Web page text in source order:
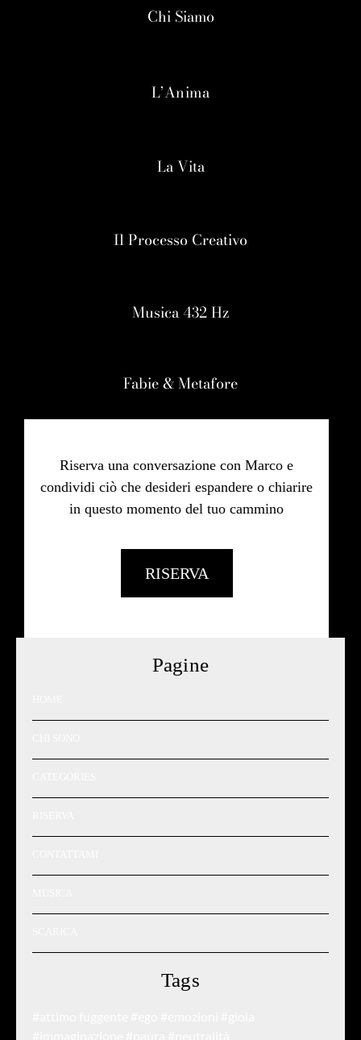
Chi Siamo
L’Anima
La Vita
Il Processo Creativo
Musica 432 Hz
Fabie & Metafore
Riserva una conversazione con Marco e
condividi ciò che desideri espandere o chiarire
in questo momento del tuo cammino
RISERVA
Pagine
Tags